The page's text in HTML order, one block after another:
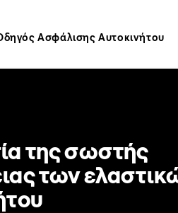
Ασφάλισης Αυτοκινήτου
της σωστής
των